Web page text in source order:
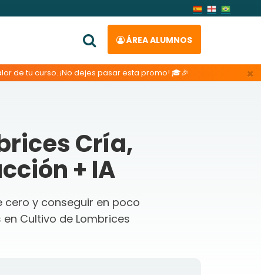
ÁREA ALUMNOS
×
de tu curso. ¡No dejes pasar esta promo! 🎓🎉
Cría,
+ IA
cero y conseguir en poco
Cultivo de Lombrices